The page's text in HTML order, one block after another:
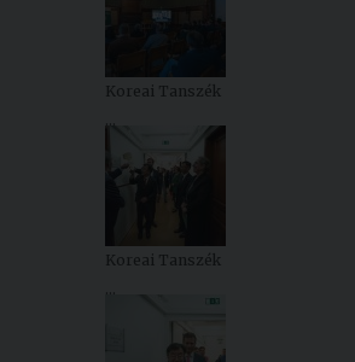
Koreai Tanszék
Koreai Tanszék